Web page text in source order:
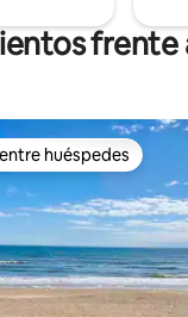
frente
huéspedes
huéspedes